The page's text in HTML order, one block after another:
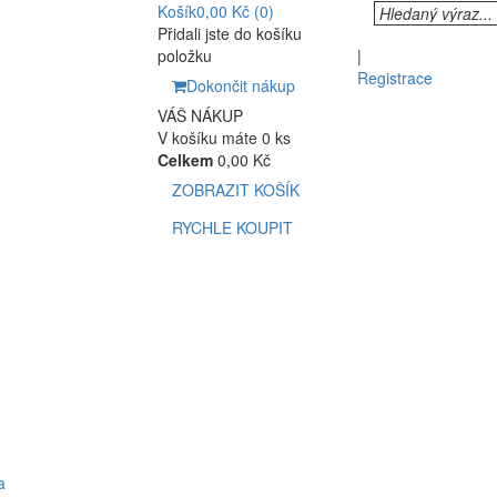
Košík0,00 Kč (0)
Přidali jste do košíku
položku
Dokončit nákup
VÁŠ NÁKUP
V košíku máte 0 ks
Celkem 0,00 Kč
ZOBRAZIT KOŠÍK
RYCHLE KOUPIT
|
Registrace